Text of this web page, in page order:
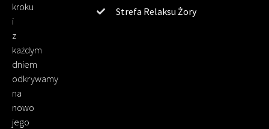
kroku
i
z
każdym
dniem
odkrywamy
na
nowo
jego
Strefa Relaksu Żory